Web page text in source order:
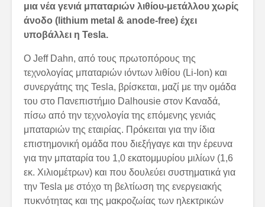
μια νέα γενιά μπαταριών λιθίου-μετάλλου χωρίς
άνοδο ( lithium metal & anode-free) έχει
υποβάλλει η Tesla.
Ο Jeff Dahn, από τους πρωτοπόρους της
τεχνολογίας μπαταριών ιόντων λιθίου (Li-Ion) και
συνεργάτης της Tesla, βρίσκεται, μαζί με την ομάδα
του στο Πανεπιστήμιο Dalhousie στον Καναδά,
πίσω από την τεχνολογία της επόμενης γενιάς
μπαταριών της εταιρίας. Πρόκειται για την ίδια
επιστημονική ομάδα που διεξήγαγε και την έρευνα
για την μπαταρία του 1,0 εκατομμυρίου μιλίων (1,6
εκ. Χιλιομέτρων) και που δουλεύει συστηματικά για
την Tesla με στόχο τη βελτίωση της ενεργειακής
πυκνότητας και της μακροζωίας των ηλεκτρικών